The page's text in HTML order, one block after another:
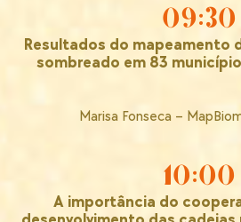
09:30
Resultados do mapeamento
sombreado em 83
Marisa Fonseca –
10:00
A importância do